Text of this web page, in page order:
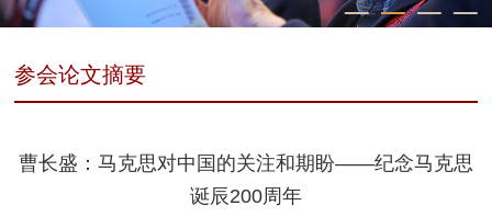
参会论文摘要
曹长盛：马克思对中国的关注和期盼——纪念马克思
诞辰200周年